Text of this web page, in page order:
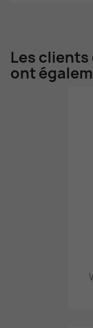
Les
ont